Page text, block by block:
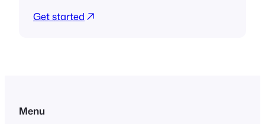
Get started
Menu